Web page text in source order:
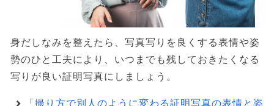
身だしなみを整えたら、写真写りを良くする表情や姿
勢のひと工夫により、いつまでも残しておきたくなる
写りが良い証明写真にしましょう。
「撮り方で別人のように変わる証明写真の表情と姿